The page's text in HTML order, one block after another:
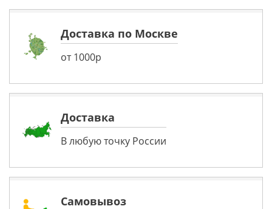
Доставка по Москве
от 1000р
Доставка
В любую точку России
Самовывоз